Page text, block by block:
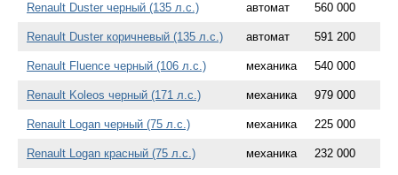
Renault Duster черный (135 л.с.) автомат 560 000
Renault Duster коричневый (135 л.с.) автомат 591 200
Renault Fluence черный (106 л.с.) механика 540 000
Renault Koleos черный (171 л.с.) механика 979 000
Renault Logan черный (75 л.с.) механика 225 000
Renault Logan красный (75 л.с.) механика 232 000